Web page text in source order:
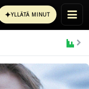
✦YLLÄTÄ MINUT